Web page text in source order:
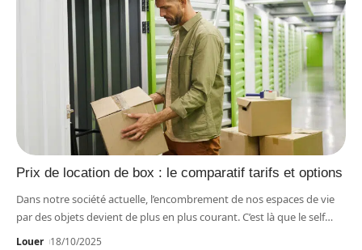
Prix de location de box : le comparatif tarifs et options
Dans notre société actuelle, l’encombrement de nos espaces de vie
par des objets devient de plus en plus courant. C’est là que le self…
Louer 18/10/2025